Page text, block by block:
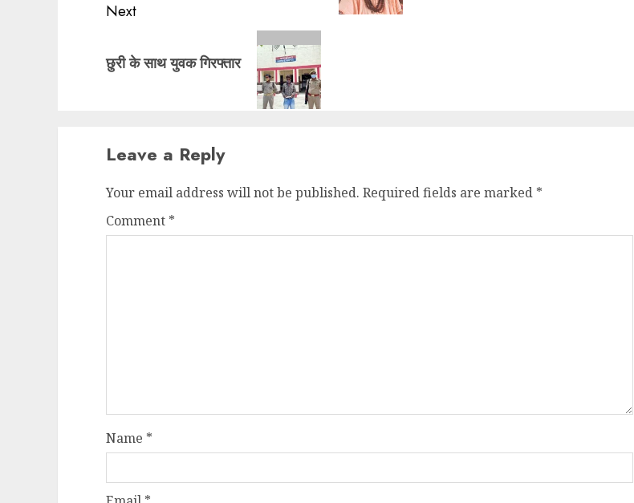
Next
post:
छुरी के साथ युवक गिरफ्तार
Leave a Reply
Your email address will not be published. Required fields are marked *
Comment *
Name *